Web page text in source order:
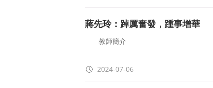
蔣先玲：踔厲奮發，踵事增華
教師簡介
蔣先玲，國際經濟貿易學院金融學系教
2024-07-06